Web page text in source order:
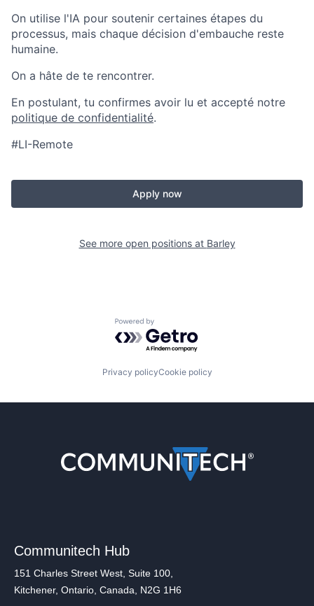
On utilise l'IA pour soutenir certaines étapes du
processus, mais chaque décision d'embauche reste
humaine.
On a hâte de te rencontrer.
En postulant, tu confirmes avoir lu et accepté notre
politique de confidentialité.
#LI-Remote
Apply now
See more open positions at Barley
Powered by Getro.com
Privacy policyCookie policy
Communitech Hub
151 Charles Street West, Suite 100,
Kitchener, Ontario, Canada, N2G 1H6